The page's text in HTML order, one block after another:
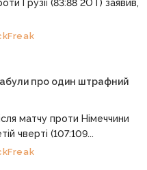
Грузії (83:88 2ОТ) заявив,
про один штрафний
матчу проти Німеччини
чверті (107:109...